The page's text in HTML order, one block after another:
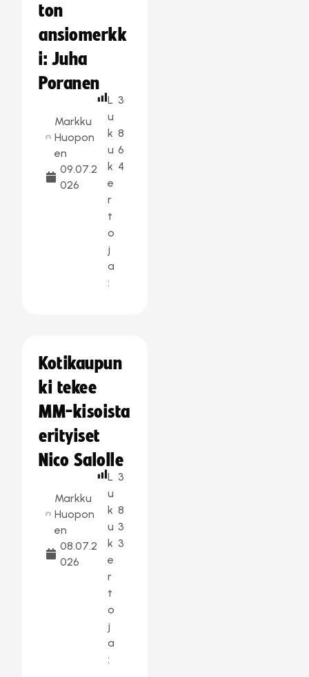
ton
ansiomerkk
i: Juha
Poranen
Markku
Huopon
en
09.07.2
026
L
u
k
u
k
e
r
t
o
j
a
:
3
8
6
4
Kotikaupun
ki tekee
MM-kisoista
erityiset
Nico Salolle
Markku
Huopon
en
08.07.2
026
L
u
k
u
k
e
r
t
o
j
a
:
3
8
3
3